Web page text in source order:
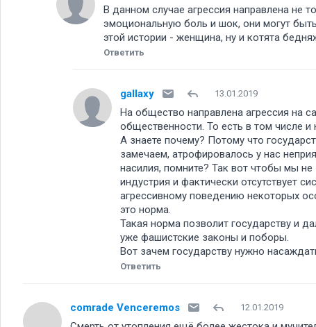
В данном случае агрессия направлена не
эмоциональную боль и шок, они могут
этой истории - женщина, ну и котята
Ответить
gallaxy 13.01.2019
На общество направлена агрессия на
общественности. То есть в том числе
А знаете почему? Потому что
замечаем, атрофировалось у нас
насилия, помните? Так вот чтобы мы
индустрия и фактически отсутствует
агрессивному поведению некоторых
это норма.
Такая норма позволит государству и
уже фашистские законы и поборы.
Вот зачем государству нужно
Ответить
comrade Venceremos 12.01.2019